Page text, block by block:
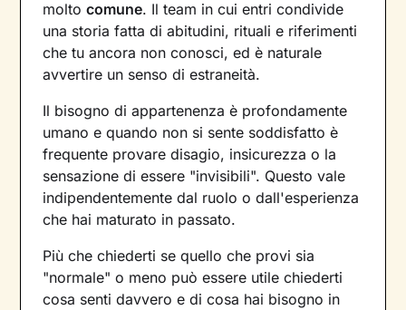
moltocomune. Il team in cui entri condivide
una storia fatta di abitudini, rituali e riferimenti
che tu ancora non conosci, ed è naturale
avvertire un senso di estraneità.
Il bisogno di appartenenza è profondamente
umano e quando non si sente soddisfatto è
frequente provare disagio, insicurezza o la
sensazione di essere "invisibili". Questo vale
indipendentemente dal ruolo o dall'esperienza
che hai maturato in passato.
Più che chiederti se quello che provi sia
"normale" o meno può essere utile chiederti
cosa senti davvero e di cosa hai bisogno in